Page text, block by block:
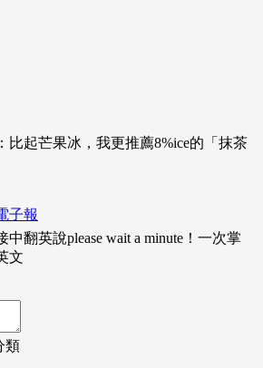
子報
比起芒果冰，我更推薦8%ice的「抹茶
中翻英說please wait a minute！一次掌
文
類